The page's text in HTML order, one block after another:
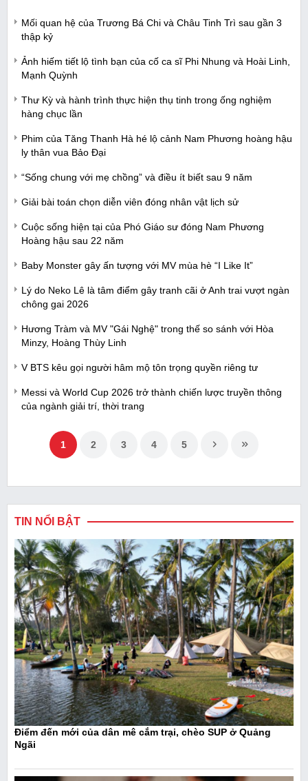
Mối quan hệ của Trương Bá Chi và Châu Tinh Trì sau gần 3
thập kỷ
Ảnh hiếm tiết lộ tình bạn của cố ca sĩ Phi Nhung và Hoài Linh,
Mạnh Quỳnh
Thư Kỳ và hành trình thực hiện thụ tinh trong ống nghiệm
hàng chục lần
Phim của Tăng Thanh Hà hé lộ cảnh Nam Phương hoàng hậu
ly thân vua Bảo Đại
“Sống chung với mẹ chồng” và điều ít biết sau 9 năm
Giải bài toán chọn diễn viên đóng nhân vật lịch sử
Cuộc sống hiện tại của Phó Giáo sư đóng Nam Phương
Hoàng hậu sau 22 năm
Baby Monster gây ấn tượng với MV mùa hè “I Like It”
Lý do Neko Lê là tâm điểm gây tranh cãi ở Anh trai vượt ngàn
chông gai 2026
Hương Tràm và MV "Gái Nghệ" trong thế so sánh với Hòa
Minzy, Hoàng Thùy Linh
V BTS kêu gọi người hâm mộ tôn trọng quyền riêng tư
Messi và World Cup 2026 trở thành chiến lược truyền thông
của ngành giải trí, thời trang
1 2 3 4 5
TIN NỔI BẬT
Điểm đến mới của dân mê cắm trại, chèo SUP ở Quảng
Ngãi